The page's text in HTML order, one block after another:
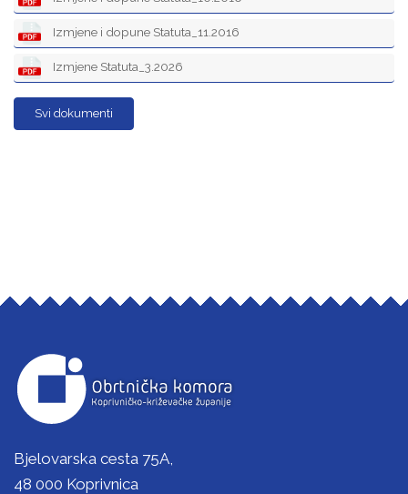
Izmjene i dopune Statuta_11.2016
Izmjene Statuta_3.2026
Svi dokumenti
Bjelovarska cesta 75A,
48 000 Koprivnica